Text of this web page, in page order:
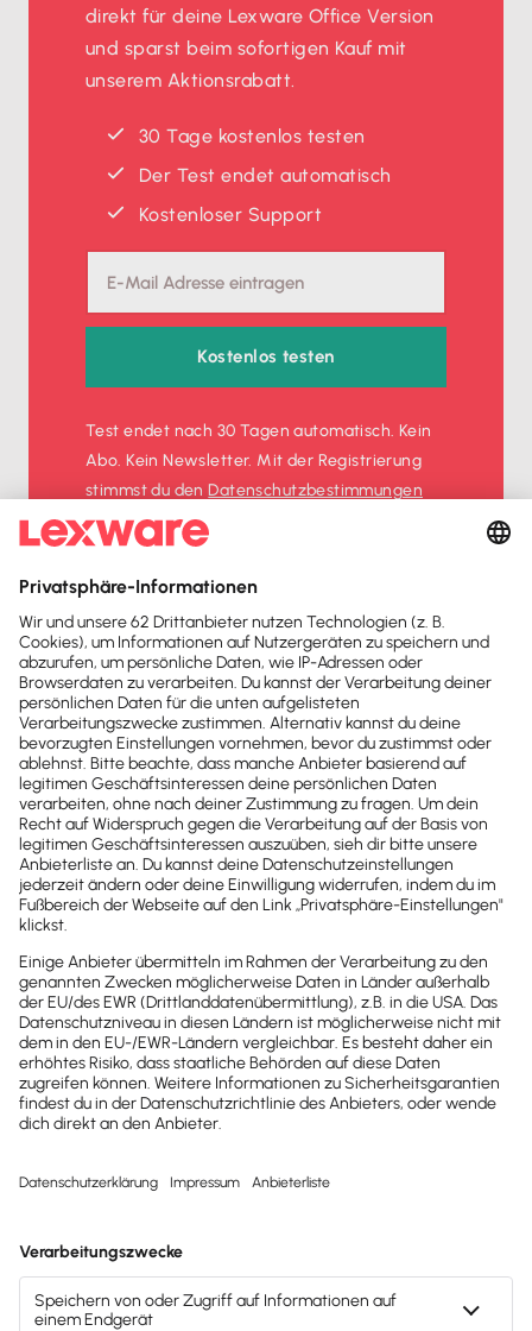
direkt für deine Lexware Office Version
und sparst beim sofortigen Kauf mit
unserem Aktionsrabatt.
30 Tage kostenlos testen
Der Test endet automatisch
Kostenloser Support
Kostenlos testen
Test endet nach 30 Tagen automatisch. Kein
Abo. Kein Newsletter. Mit der Registrierung
stimmst du denDatenschutz­bestimmungen
und denAGBzu.
Sofort50%
Newsletter
Brandheiße
News direkt in
dein Postfach
wichtige News zu
Gesetzesänderungen,
hilfreiche Praxis-Tipps und
kostenlose Tools für
Unternehmen erhalten?
Dann abonniere unseren